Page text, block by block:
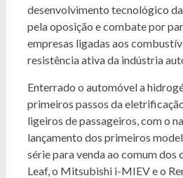
desenvolvimento tecnológico
pela oposição e combate por
empresas ligadas aos
resistência ativa da indústria
Enterrado o automóvel a
primeiros passos da
ligeiros de passageiros, com o
lançamento dos primeiros
série para venda ao comum dos
Leaf, o Mitsubishi i-MIEV e o